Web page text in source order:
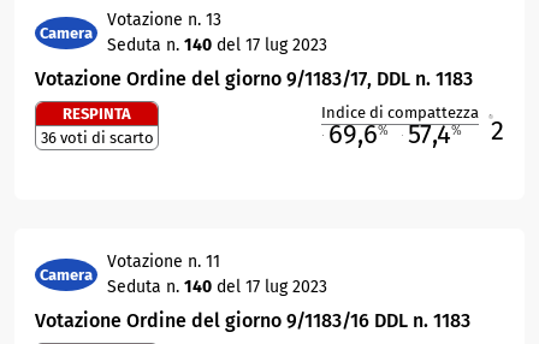
Camera
Votazione n. 13
Seduta n. 140 del 17 lug 2023
Votazione Ordine del giorno 9/1183/17, DDL n. 1183
RESPINTA
36 voti di scarto
Indice di compattezza
69,6% 57,4% 2
Camera
Votazione n. 11
Seduta n. 140 del 17 lug 2023
Votazione Ordine del giorno 9/1183/16 DDL n. 1183